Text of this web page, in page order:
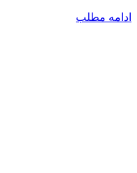
ادامه مطلب